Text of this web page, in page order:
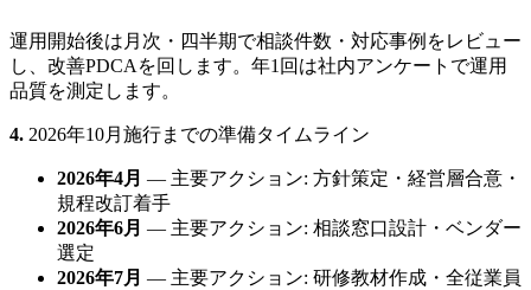
運用開始後は月次・四半期で相談件数・対応事例をレビュー
し、改善PDCAを回します。年1回は社内アンケートで運用
品質を測定します。
4. 2026年10月施行までの準備タイムライン
2026年4月 — 主要アクション: 方針策定・経営層合意・
規程改訂着手
2026年6月 — 主要アクション: 相談窓口設計・ベンダー
選定
2026年7月 — 主要アクション: 研修教材作成・全従業員